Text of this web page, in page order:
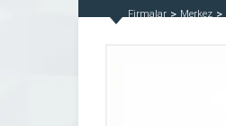
Firmalar Merkez